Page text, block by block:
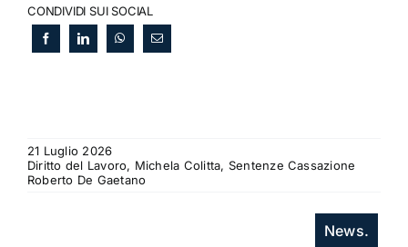
CONDIVIDI SUI SOCIAL
21 Luglio 2026
Diritto del Lavoro, Michela Colitta, Sentenze Cassazione
Roberto De Gaetano
News.